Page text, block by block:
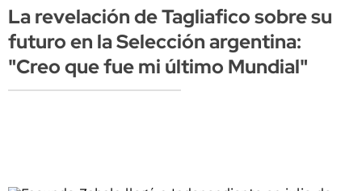
La revelación de Tagliafico sobre su
futuro en la Selección argentina:
"Creo que fue mi último Mundial"